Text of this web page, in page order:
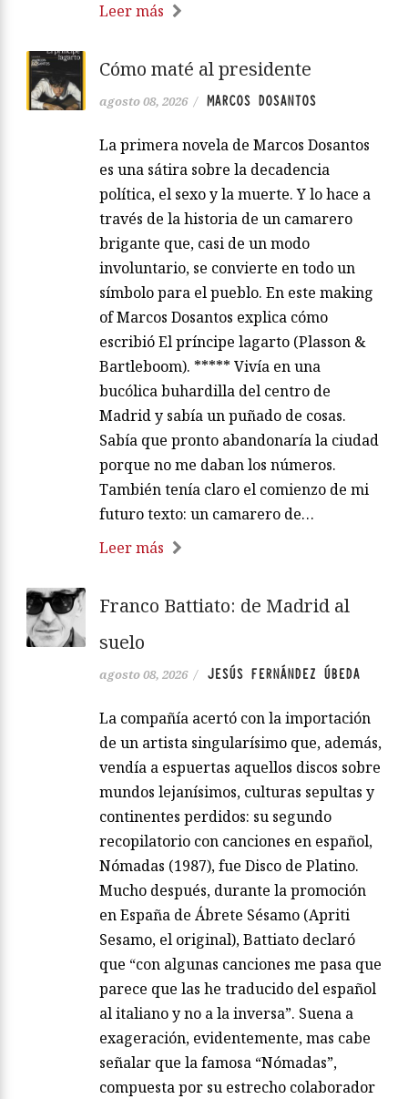
Leer más
Cómo maté al presidente
agosto 08, 2026 / MARCOS DOSANTOS
La primera novela de Marcos Dosantos
es una sátira sobre la decadencia
política, el sexo y la muerte. Y lo hace a
través de la historia de un camarero
brigante que, casi de un modo
involuntario, se convierte en todo un
símbolo para el pueblo. En este making
of Marcos Dosantos explica cómo
escribió El príncipe lagarto (Plasson &
Bartleboom). ***** Vivía en una
bucólica buhardilla del centro de
Madrid y sabía un puñado de cosas.
Sabía que pronto abandonaría la ciudad
porque no me daban los números.
También tenía claro el comienzo de mi
futuro texto: un camarero de…
Leer más
Franco Battiato: de Madrid al
suelo
agosto 08, 2026 / JESÚS FERNÁNDEZ ÚBEDA
La compañía acertó con la importación
de un artista singularísimo que, además,
vendía a espuertas aquellos discos sobre
mundos lejanísimos, culturas sepultas y
continentes perdidos: su segundo
recopilatorio con canciones en español,
Nómadas (1987), fue Disco de Platino.
Mucho después, durante la promoción
en España de Ábrete Sésamo (Apriti
Sesamo, el original), Battiato declaró
que “con algunas canciones me pasa que
parece que las he traducido del español
al italiano y no a la inversa”. Suena a
exageración, evidentemente, mas cabe
señalar que la famosa “Nómadas”,
compuesta por su estrecho colaborador